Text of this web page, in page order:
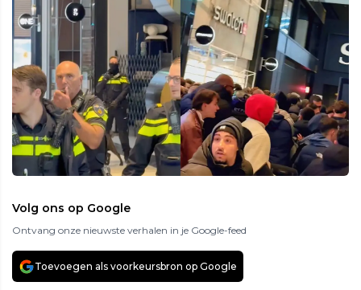
Volg ons op Google
Ontvang onze nieuwste verhalen in je Google-feed
Toevoegen als voorkeursbron op Google